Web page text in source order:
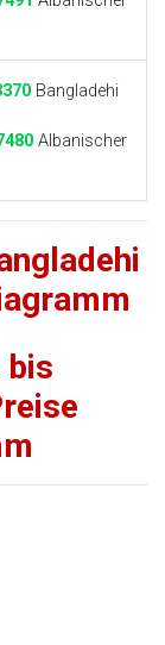
Bangladehi
Albanischer
bis